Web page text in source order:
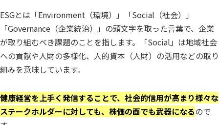
ESGとは「Environment（環境）」「Social（社会）」
「Governance（企業統治）」の頭文字を取った言葉で、企業
が取り組むべき課題のことを指します。「Social」は地域社会
への貢献や人財の多様化、人的資本（人財）の活用などの取り
組みを意味しています。
健康経営を上手く発信することで、社会的信用が高まり様々な
ステークホルダーに対しても、株価の面でも武器になるので